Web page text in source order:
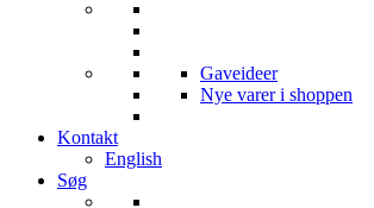
Gaveideer
Nye varer i shoppen
Kontakt
English
Søg